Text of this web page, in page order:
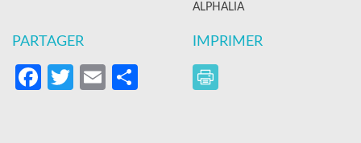
ALPHALIA
PARTAGER
Facebook
Twitter
EmailPartager
IMPRIMER